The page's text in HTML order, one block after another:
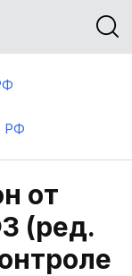
РФ
от
(ред.